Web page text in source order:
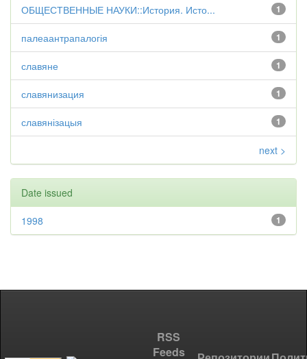
1
ОБЩЕСТВЕННЫЕ НАУКИ::История. Исто...
1
палеаантрапалогія
1
славяне
1
славянизация
1
славянізацыя
next >
Date issued
1
1998
RSS
Feeds